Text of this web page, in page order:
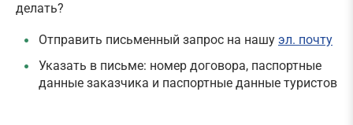
делать?
Отправить письменный запрос на нашу эл. почту
Указать в письме: номер договора, паспортные
данные заказчика и паспортные данные туристов